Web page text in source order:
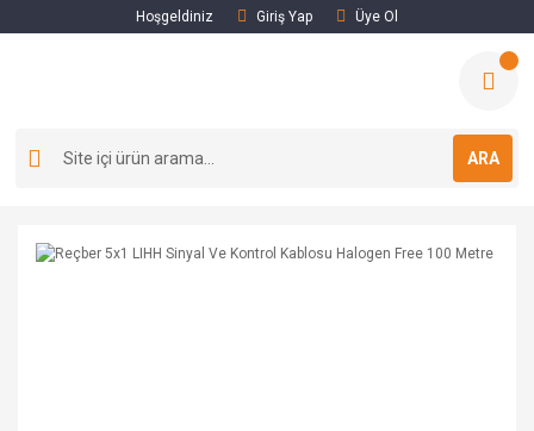
Hoşgeldiniz Giriş Yap Üye Ol
ARA